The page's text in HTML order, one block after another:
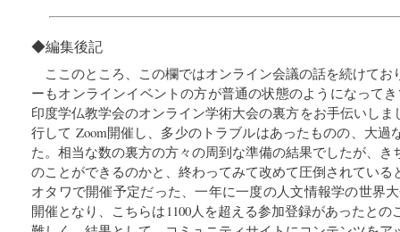
◆編集後記
ここのところ、この欄ではオンライン会議の話を続けて
ーもオンラインイベントの方が普通の状態のようになって
印度学仏教学会のオンライン学術大会の裏方をお手伝いしま
行して Zoom開催し、多少のトラブルはあったものの、大過
た。相当な数の裏方の方々の周到な準備の結果でしたが、
のことができるのかと、終わってみて改めて圧倒されている
オタワで開催予定だった、一年に一度の人文情報学の世界
開催となり、こちらは1100人を超える参加登録があったと